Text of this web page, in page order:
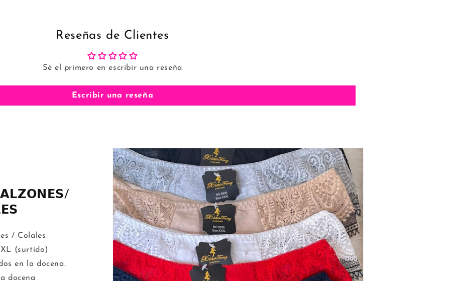
Reseñas de Clientes
Sé el primero en escribir una reseña
Escribir una reseña
/ Colales
(surtido)
en la docena.
docena